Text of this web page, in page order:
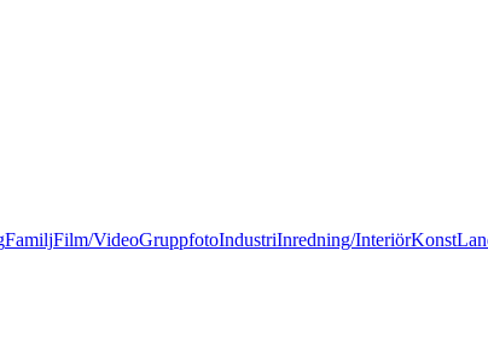
FamiljFilm/VideoGruppfotoIndustriInredning/InteriörKonst